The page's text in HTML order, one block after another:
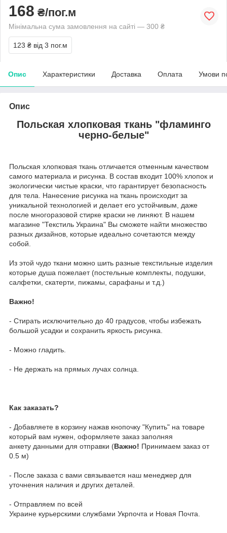
168 ₴/пог.м
Мінімальна сума замовлення на сайті — 300 ₴
123 ₴ від 3 пог.м
Опис Характеристики Доставка Оплата Умови
Опис
Польская хлопковая ткань "фламинго
черно-белые"
Польская хлопковая ткань отличается отменным качеством
самого материала и рисунка. В состав входит 100% хлопок и
экологически чистые краски, что гарантирует безопасность
для тела. Нанесение рисунка на ткань происходит за
уникальной технологией и делает его устойчивым, даже
после многоразовой стирке краски не линяют. В нашем
магазине "Текстиль Украина" Вы сможете найти множество
разных дизайнов, которые идеально сочетаются между
собой.
Из этой чудо ткани можно шить разные текстильные изделия
которые душа пожелает (постельные комплекты, подушки,
салфетки, скатерти, пижамы, сарафаны и т.д.)
Важно!
- Стирать исключительно до 40 градусов, чтобы избежать
большой усадки и сохранить яркость рисунка.
- Можно гладить.
- Не держать на прямых лучах солнца.
Как заказать?
- Добавляете в корзину нажав кнопочку "Купить" на товаре
который вам нужен, оформляете заказ заполняя
анкету данными для отправки (Важно! Принимаем заказ от
0.5 м)
- После заказа с вами связывается наш менеджер для
уточнения наличия и других деталей.
- Отправляем по всей
Украине курьерскими службами Укрпочта и Новая Почта.